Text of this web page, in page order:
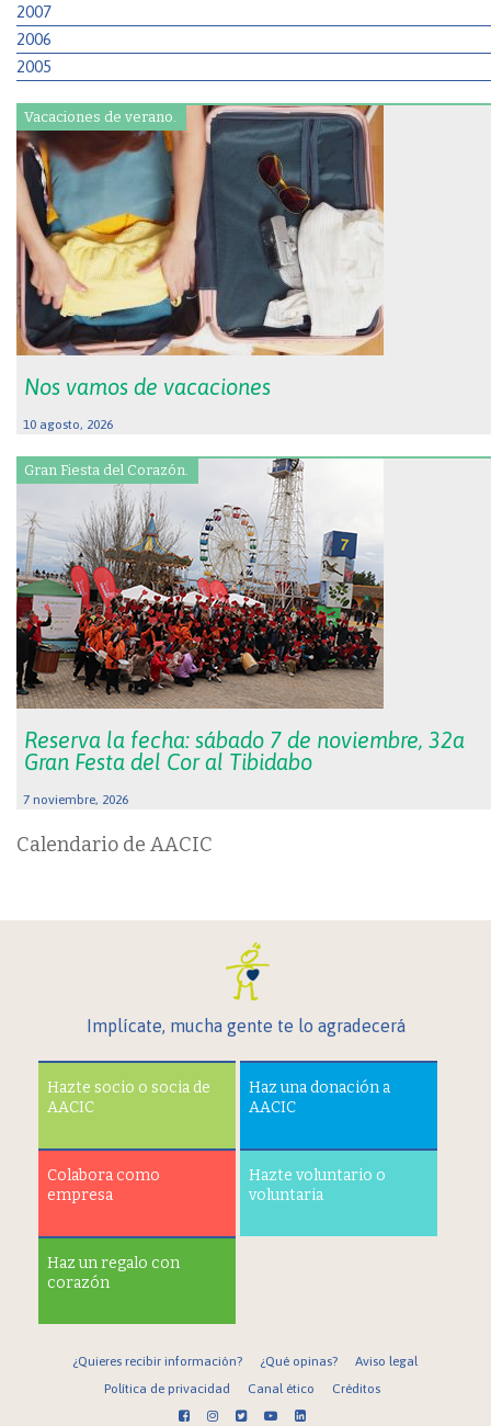
2007
2006
2005
Vacaciones de verano.
Nos vamos de vacaciones
10 agosto, 2026
Gran Fiesta del Corazón.
Reserva la fecha: sábado 7 de noviembre, 32a
Gran Festa del Cor al Tibidabo
7 noviembre, 2026
Calendario de AACIC
Implícate, mucha gente te lo agradecerá
Hazte socio o socia de
AACIC
Haz una donación a
AACIC
Colabora como
empresa
Hazte voluntario o
voluntaria
Haz un regalo con
corazón
¿Quieres recibir información? ¿Qué opinas?
Aviso legal
Política de privacidad
Canal ético Créditos